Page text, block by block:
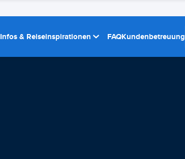
Infos & Reiseinspirationen FAQKundenbetreuung